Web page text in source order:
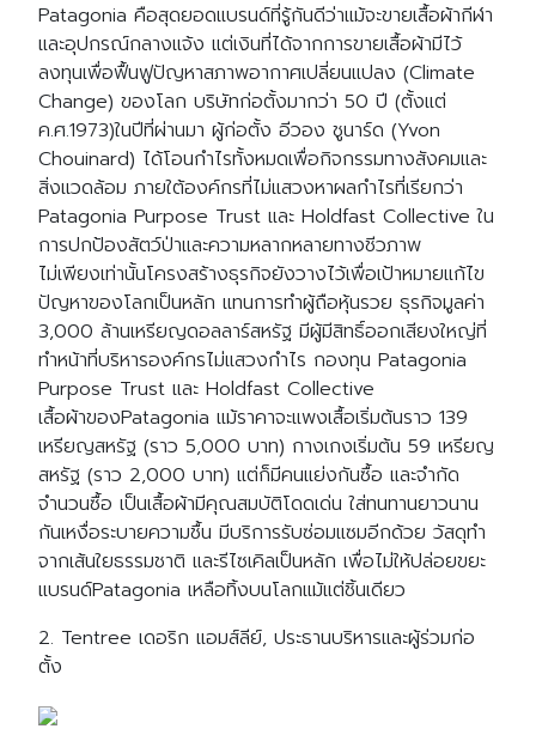
Patagonia คือสุดยอดแบรนด์ที่รู้กันดีว่าแม้จะขายเสื้อผ้ากีฬา
และอุปกรณ์กลางแจ้ง แต่เงินที่ได้จากการขายเสื้อผ้ามีไว้
ลงทุนเพื่อฟื้นฟูปัญหาสภาพอากาศเปลี่ยนแปลง (Climate
Change) ของโลก บริษัทก่อตั้งมากว่า 50 ปี (ตั้งแต่
ค.ศ.1973)ในปีที่ผ่านมา ผู้ก่อตั้ง อีวอง ชูนาร์ด (Yvon
Chouinard) ได้โอนกำไรทั้งหมดเพื่อกิจกรรมทางสังคมและ
สิ่งแวดล้อม ภายใต้องค์กรที่ไม่แสวงหาผลกำไรที่เรียกว่า
Patagonia Purpose Trust และ Holdfast Collective ใน
การปกป้องสัตว์ป่าและความหลากหลายทางชีวภาพ
ไม่เพียงเท่านั้นโครงสร้างธุรกิจยังวางไว้เพื่อเป้าหมายแก้ไข
ปัญหาของโลกเป็นหลัก แทนการทำผู้ถือหุ้นรวย ธุรกิจมูลค่า
3,000 ล้านเหรียญดอลลาร์สหรัฐ มีผู้มีสิทธิ์ออกเสียงใหญ่ที่
ทำหน้าที่บริหารองค์กรไม่แสวงกำไร กองทุน Patagonia
Purpose Trust และ Holdfast Collective
เสื้อผ้าของPatagonia แม้ราคาจะแพงเสื้อเริ่มต้นราว 139
เหรียญสหรัฐ (ราว 5,000 บาท) กางเกงเริ่มต้น 59 เหรียญ
สหรัฐ (ราว 2,000 บาท) แต่ก็มีคนแย่งกันซื้อ และจำกัด
จำนวนซื้อ เป็นเสื้อผ้ามีคุณสมบัติโดดเด่น ใส่ทนทานยาวนาน
กันเหงื่อระบายความชื้น มีบริการรับซ่อมแซมอีกด้วย วัสดุทำ
จากเส้นใยธรรมชาติ และรีไซเคิลเป็นหลัก เพื่อไม่ให้ปล่อยขยะ
แบรนด์Patagonia เหลือทิ้งบนโลกแม้แต่ชิ้นเดียว
2. Tentree เดอริก แอมส์ลีย์, ประธานบริหารและผู้ร่วมก่อ
ตั้ง